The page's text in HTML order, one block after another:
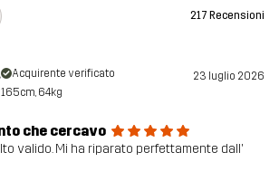
217 Recensioni
Acquirente verificato 23 luglio 2026
165cm, 64kg
che cercavo
valido. Mi ha riparato perfettamente dall'